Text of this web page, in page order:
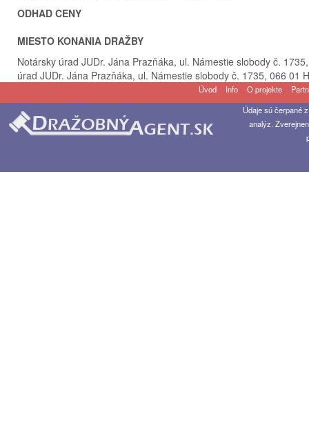
ODHAD CENY
MIESTO KONANIA DRAŽBY
Notársky úrad JUDr. Jána Prazňáka, ul. Námestie slobody č.
úrad JUDr. Jána Prazňáka, ul. Námestie slobody č. 1735, 066 01
Úvod Info O projekte
Údaje sú čerpané
analýz.